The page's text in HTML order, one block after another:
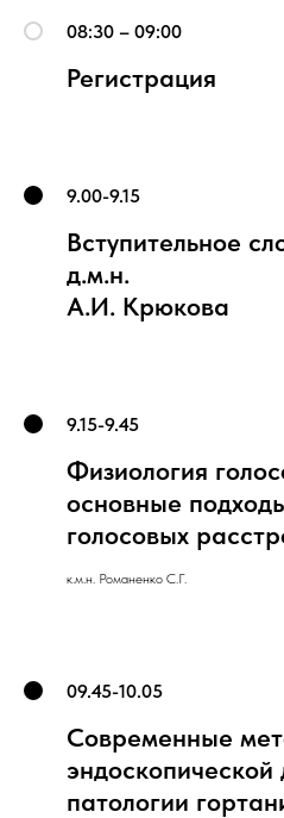
08:30 – 09:00
Регистрация
9.00-9.15
Вступительное
д.м.н.
А.И. Крюкова
9.15-9.45
Физиология
основные
голосовых
к.м.н. Романенко С.Г.
09.45-10.05
Современные
эндоскопической
патологии